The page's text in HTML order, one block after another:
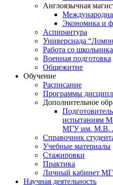
Англоязычная
Экономика и
Аспирантура
Универсиада
Работа со
Военная подготовка
Общежитие
Обучение
Расписание
Программы
Дополнительное
испытаниям
МГУ им. М.В.
Справочник
Учебные материалы
Стажировки
Практика
Личный кабинет
Научная деятельность